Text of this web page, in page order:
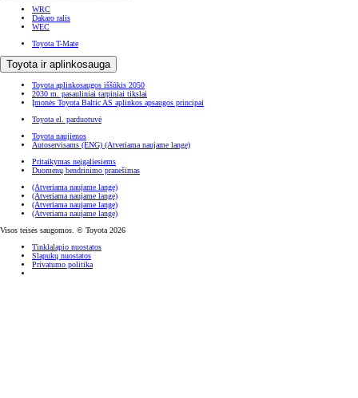
WRC
Dakaro ralis
WEC
Toyota T-Mate
Toyota ir aplinkosauga
Toyota aplinkosaugos iššūkis 2050
2030 m. pasauliniai tarpiniai tikslai
Įmonės Toyota Baltic AS aplinkos apsaugos principai
Toyota el. parduotuvė
Toyota naujienos
Autoservisams (ENG) (Atveriama naujame lange)
Pritaikymas neįgaliesiems
Duomenų bendrinimo pranešimas
(Atveriama naujame lange)
(Atveriama naujame lange)
(Atveriama naujame lange)
(Atveriama naujame lange)
Visos teisės saugomos. © Toyota 2026
Tinklalapio nuostatos
Slapukų nuostatos
Privatumo politika